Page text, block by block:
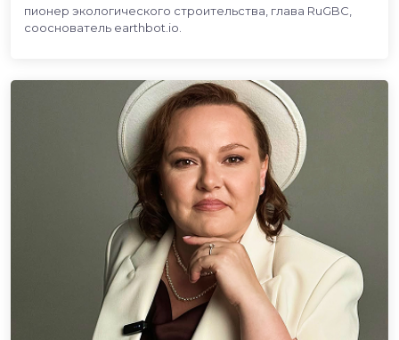
пионер экологического строительства, глава RuGBC,
сооснователь earthbot.io.